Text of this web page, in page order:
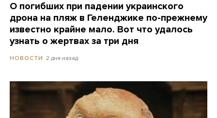
О погибших при падении украинского
дрона на пляж в Геленджике по-прежнему
известно крайне мало. Вот что удалось
узнать о жертвах за три дня
НОВОСТИ 2 дня назад